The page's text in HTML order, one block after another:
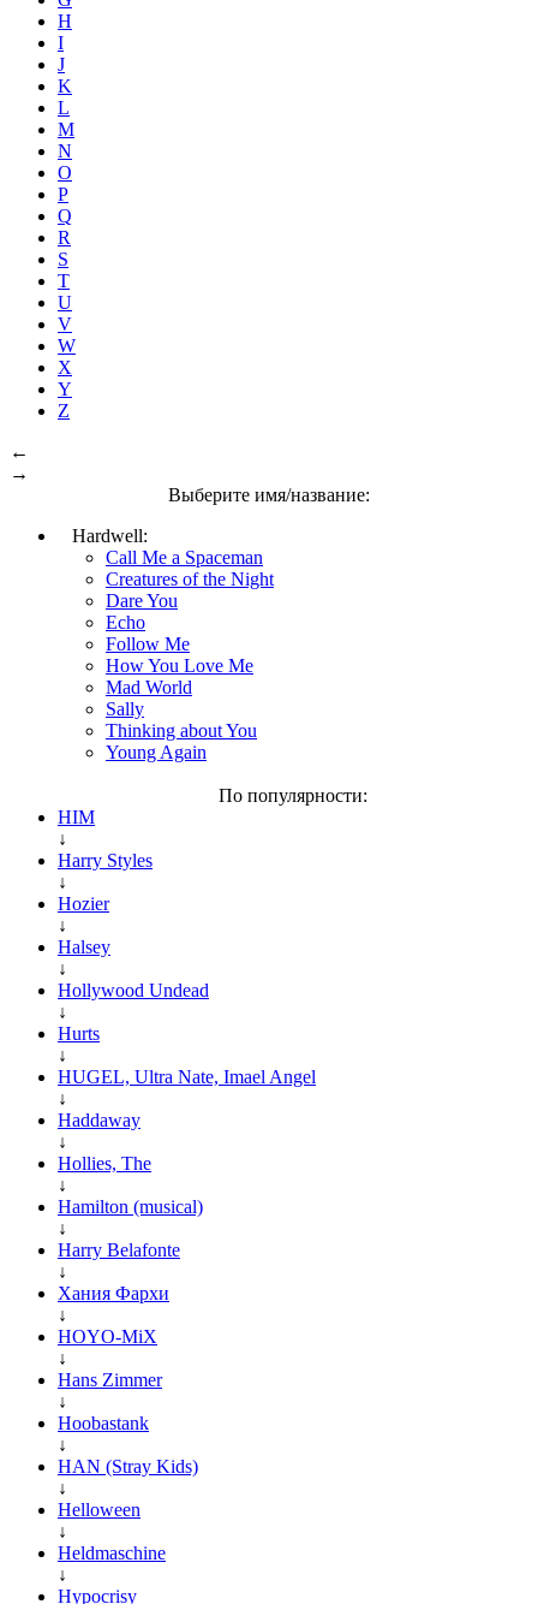
H
I
J
K
L
M
N
O
P
Q
R
S
T
U
V
W
X
Y
Z
←
→
Выберите имя/название:
Hardwell:
Call Me a Spaceman
Creatures of the Night
Dare You
Echo
Follow Me
How You Love Me
Mad World
Sally
Thinking about You
Young Again
По популярности:
HIM
↓
Harry Styles
↓
Hozier
↓
Halsey
↓
Hollywood Undead
↓
Hurts
↓
HUGEL, Ultra Nate, Imael Angel
↓
Haddaway
↓
Hollies, The
↓
Hamilton (musical)
↓
Harry Belafonte
↓
Хания Фархи
↓
HOYO-MiX
↓
Hans Zimmer
↓
Hoobastank
↓
HAN (Stray Kids)
↓
Helloween
↓
Heldmaschine
↓
Hypocrisy